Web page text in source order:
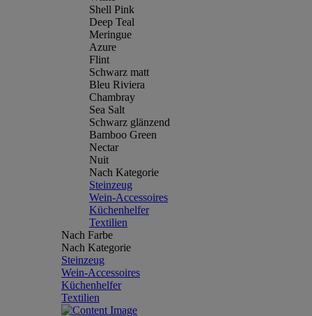
Shell Pink
Deep Teal
Meringue
Azure
Flint
Schwarz matt
Bleu Riviera
Chambray
Sea Salt
Schwarz glänzend
Bamboo Green
Nectar
Nuit
Nach Kategorie
Steinzeug
Wein-Accessoires
Küchenhelfer
Textilien
Nach Farbe
Nach Kategorie
Steinzeug
Wein-Accessoires
Küchenhelfer
Textilien